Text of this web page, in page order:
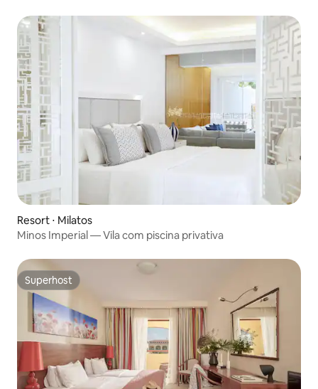
Resort ⋅ Milatos
Minos Imperial — Vila com piscina privativa
Superhost
Superhost